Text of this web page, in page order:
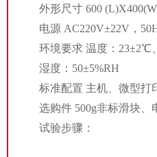
外形尺寸 600
电源 AC220V±22V，
环境要求 温度：23±2℃、
湿度：50±5%RH
标准配置 主机、微型打
选购件 500g非标滑块、
试验步骤：